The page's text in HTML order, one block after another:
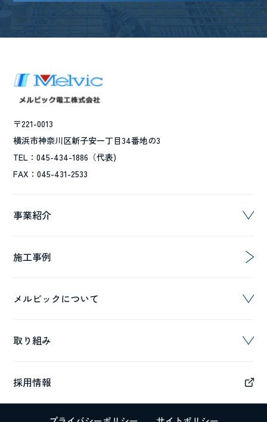
〒221-0013
横浜市神奈川区新子安一丁目34番地の3
TEL：045-434-1886（代表)
FAX：045-431-2533
事業紹介
施工事例
メルビックについて
取り組み
採用情報